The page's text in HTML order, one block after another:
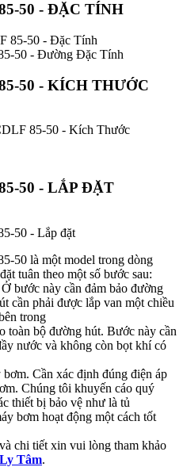
50 - ĐẶC TÍNH
50 - Đường Đặc Tính
50 - KÍCH THƯỚC
85-50 - Kích Thước
50 - LẮP ĐẶT
50 - Lắp đặt
50 là một model trong dòng
tuân theo một số bước sau:
bước này cần đảm bảo đường
cần phải được lắp van một chiều
trong
toàn bộ đường hút. Bước này cần
nước và không còn bọt khí có
Cần xác định đúng điện áp
Chúng tôi khuyến cáo quý
thiết bị bảo vệ như là tủ
bơm hoạt động một cách tốt
chi tiết xin vui lòng tham khảo
Tâm.